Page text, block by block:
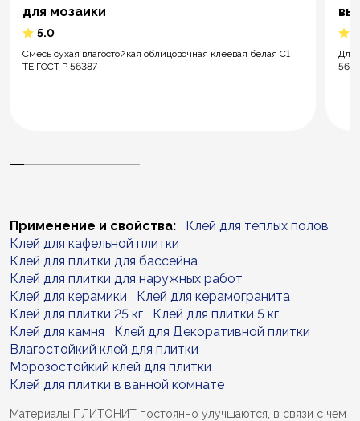
для мозаики
5.0
Смесь сухая влагостойкая облицовочная клеевая белая С1
ТЕ ГОСТ Р 56387
Для
Применение и свойства:
Клей для теплых полов
Клей для кафельной плитки
Клей для плитки для бассейна
Клей для плитки для наружных работ
Клей для керамики
Клей для керамогранита
Клей для плитки 25 кг
Клей для плитки 5 кг
Клей для камня
Клей для Декоративной плитки
Влагостойкий клей для плитки
Морозостойкий клей для плитки
Клей для плитки в ванной комнате
Материалы ПЛИТОНИТ постоянно улучшаются, в связи с чем